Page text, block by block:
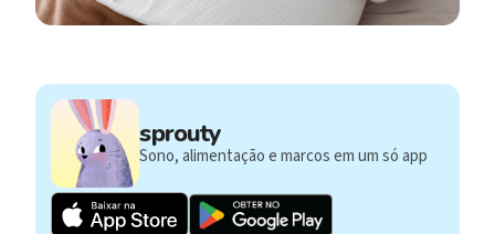
sprouty
Sono, alimentação e marcos em um só app